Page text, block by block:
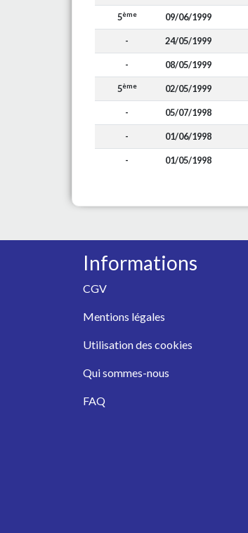
5ème 09/06/1999
- 24/05/1999
- 08/05/1999
5ème 02/05/1999
- 05/07/1998
- 01/06/1998
- 01/05/1998
Informations
CGV
Mentions légales
Utilisation des cookies
Qui sommes-nous
FAQ